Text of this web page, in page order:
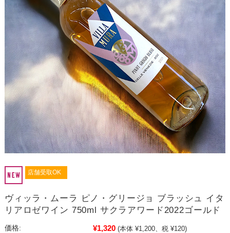
店舗受取OK
ヴィッラ・ムーラ ピノ・グリージョ ブラッシュ イタ
リアロゼワイン 750ml サクラアワード2022ゴールド
価格: ¥1,320 (本体 ¥1,200、税 ¥120)